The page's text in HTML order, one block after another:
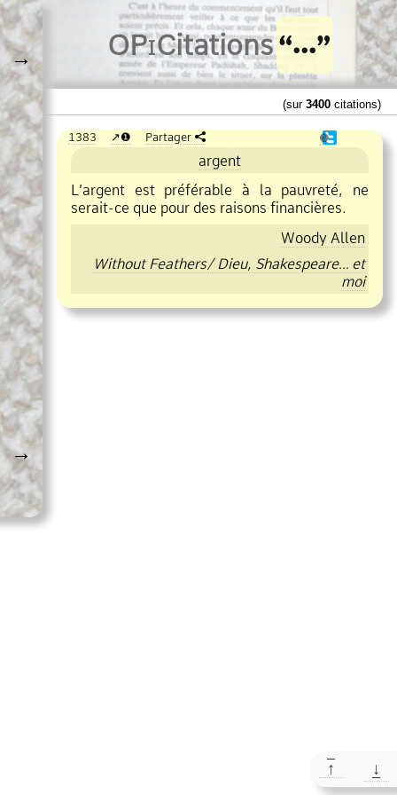
→
→
OPiCitations
(sur 3400 citations)
1383 ❶ Partager ❶
argent
L’argent est préférable à la pauvreté, ne
serait ce que pour des raisons financières.
Woody Allen
Without Feathers/ Dieu, Shakespeare… et
moi
↑ ↓